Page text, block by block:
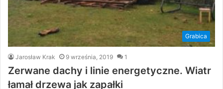
Grabica
Jarosław Krak 9 września, 2019 1
Zerwane dachy i linie energetyczne. Wiatr
łamał drzewa jak zapałki